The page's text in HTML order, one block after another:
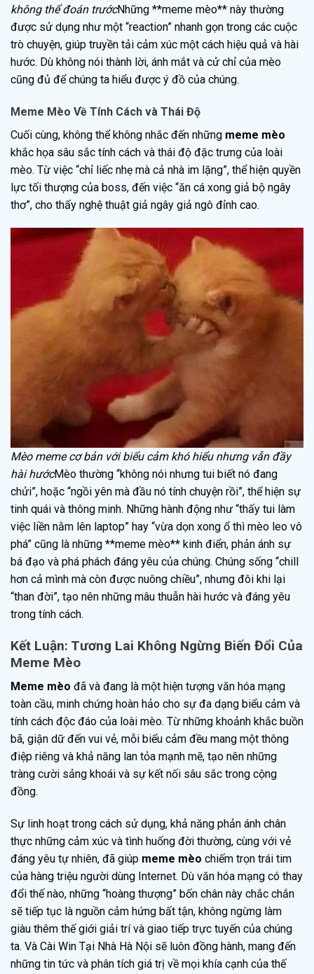
không thể đoán trướcNhững **meme mèo** này thường
được sử dụng như một “reaction” nhanh gọn trong các cuộc
trò chuyện, giúp truyền tải cảm xúc một cách hiệu quả và hài
hước. Dù không nói thành lời, ánh mắt và cử chỉ của mèo
cũng đủ để chúng ta hiểu được ý đồ của chúng.
Meme Mèo Về Tính Cách và Thái Độ
Cuối cùng, không thể không nhắc đến những meme mèo
khắc họa sâu sắc tính cách và thái độ đặc trưng của loài
mèo. Từ việc “chỉ liếc nhẹ mà cả nhà im lặng”, thể hiện quyền
lực tối thượng của boss, đến việc “ăn cá xong giả bộ ngây
thơ”, cho thấy nghệ thuật giả ngây giả ngô đỉnh cao.
Mèo meme cơ bản với biểu cảm khó hiểu nhưng vẫn đầy
hài hướcMèo thường “không nói nhưng tui biết nó đang
chửi”, hoặc “ngồi yên mà đầu nó tính chuyện rồi”, thể hiện sự
tinh quái và thông minh. Những hành động như “thấy tui làm
việc liền nằm lên laptop” hay “vừa dọn xong ổ thì mèo leo vô
phá” cũng là những **meme mèo** kinh điển, phản ánh sự
bá đạo và phá phách đáng yêu của chúng. Chúng sống “chill
hơn cả mình mà còn được nuông chiều”, nhưng đôi khi lại
“than đời”, tạo nên những mâu thuẫn hài hước và đáng yêu
trong tính cách.
Kết Luận: Tương Lai Không Ngừng Biến Đổi Của
Meme Mèo
Meme mèo đã và đang là một hiện tượng văn hóa mạng
toàn cầu, minh chứng hoàn hảo cho sự đa dạng biểu cảm và
tính cách độc đáo của loài mèo. Từ những khoảnh khắc buồn
bã, giận dữ đến vui vẻ, mỗi biểu cảm đều mang một thông
điệp riêng và khả năng lan tỏa mạnh mẽ, tạo nên những
tràng cười sảng khoái và sự kết nối sâu sắc trong cộng
đồng.
Sự linh hoạt trong cách sử dụng, khả năng phản ánh chân
thực những cảm xúc và tình huống đời thường, cùng với vẻ
đáng yêu tự nhiên, đã giúp meme mèo chiếm trọn trái tim
của hàng triệu người dùng Internet. Dù văn hóa mạng có thay
đổi thế nào, những “hoàng thượng” bốn chân này chắc chắn
sẽ tiếp tục là nguồn cảm hứng bất tận, không ngừng làm
giàu thêm thế giới giải trí và giao tiếp trực tuyến của chúng
ta. Và Cài Win Tại Nhà Hà Nội sẽ luôn đồng hành, mang đến
những tin tức và phân tích giá trị về mọi khía cạnh của thế